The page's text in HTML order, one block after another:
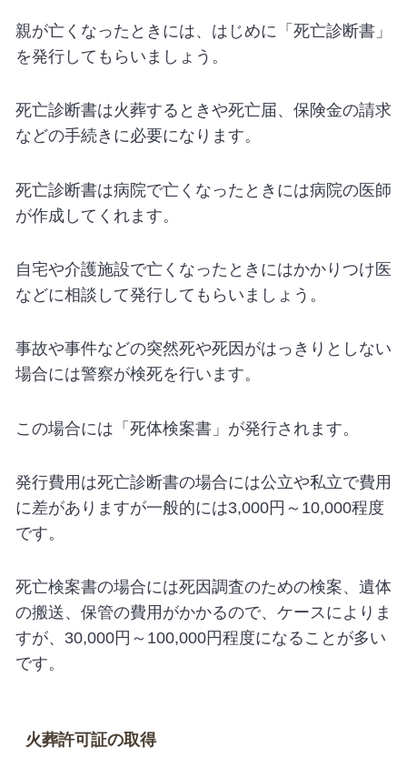
親が亡くなったときには、はじめに「死亡診断書」
を発行してもらいましょう。
死亡診断書は火葬するときや死亡届、保険金の請求
などの手続きに必要になります。
死亡診断書は病院で亡くなったときには病院の医師
が作成してくれます。
自宅や介護施設で亡くなったときにはかかりつけ医
などに相談して発行してもらいましょう。
事故や事件などの突然死や死因がはっきりとしない
場合には警察が検死を行います。
この場合には「死体検案書」が発行されます。
発行費用は死亡診断書の場合には公立や私立で費用
に差がありますが一般的には3,000円～10,000程度
です。
死亡検案書の場合には死因調査のための検案、遺体
の搬送、保管の費用がかかるので、ケースによりま
すが、30,000円～100,000円程度になることが多い
です。
火葬許可証の取得